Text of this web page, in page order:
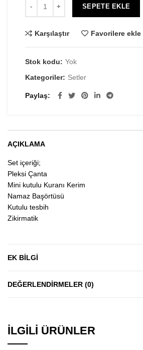
SEPETE EKLE
Karşılaştır Favorilere ekle
Stok kodu: Yok
Kategoriler: Setler
Paylaş
AÇIKLAMA
Set içeriği;
Pleksi Çanta
Mini kutulu Kuranı Kerim
Namaz Başörtüsü
Kutulu tesbih
Zikirmatik
EK BILGI
DEĞERLENDIRMELER (0)
İLGILI ÜRÜNLER